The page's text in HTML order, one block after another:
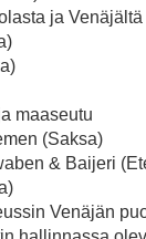
ja
maaseutu
(Saksa)
& Baijeri
Venäjän